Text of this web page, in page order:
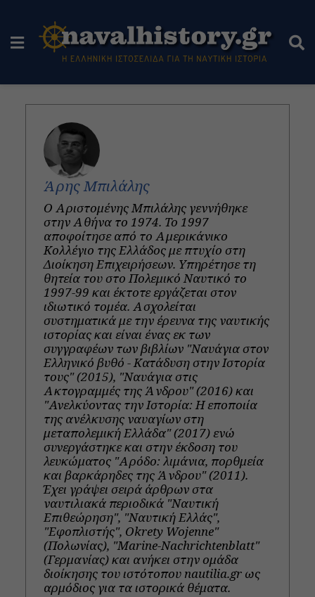
Άρης Μπιλάλης
Ο Αριστομένης Μπιλάλης γεννήθηκε
στην Αθήνα το 1974. Το 1997
αποφοίτησε από το Αμερικάνικο
Κολλέγιο της Ελλάδος με πτυχίο στη
Διοίκηση Επιχειρήσεων. Υπηρέτησε τη
θητεία του στο Πολεμικό Ναυτικό το
1997-99 και έκτοτε εργάζεται στον
ιδιωτικό τομέα. Ασχολείται
συστηματικά με την έρευνα της ναυτικής
ιστορίας και είναι ένας εκ των
συγγραφέων των βιβλίων "Ναυάγια στον
Ελληνικό βυθό - Κατάδυση στην Ιστορία
τους" (2015), "Ναυάγια στις
Ακτογραμμές της Άνδρου" (2016) και
"Ανελκύοντας την Ιστορία: Η εποποιία
της ανέλκυσης ναυαγίων στη
μεταπολεμική Ελλάδα" (2017) ενώ
συνεργάστηκε και στην έκδοση του
λευκώματος "Αρόδο: λιμάνια, πορθμεία
και βαρκάρηδες της Άνδρου" (2011).
Έχει γράψει σειρά άρθρων στα
ναυτιλιακά περιοδικά "Ναυτική
Επιθεώρηση", "Ναυτική Ελλάς",
"Εφοπλιστής", Okrety Wojenne"
(Πολωνίας), "Marine-Nachrichtenblatt"
(Γερμανίας) και ανήκει στην ομάδα
διοίκησης του ιστότοπου nautilia.gr ως
αρμόδιος για τα ιστορικά θέματα.